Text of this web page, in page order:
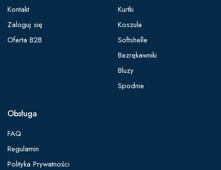
Kontakt
Zaloguj się
Oferta B2B
Kurtki
Koszule
Softshelle
Bezrękawniki
Bluzy
Spodnie
Obsługa
FAQ
Regulamin
Polityka Prywatności